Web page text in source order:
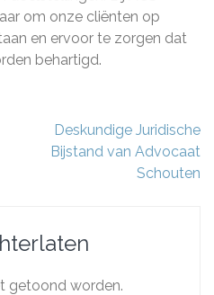
om onze cliënten op
en ervoor te zorgen dat
behartigd.
Deskundige Juridische
Bijstand van Advocaat
Schouten
getoond worden.